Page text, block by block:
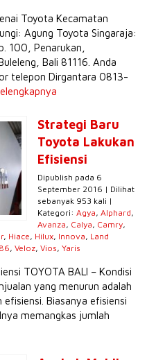
Toyota Kecamatan
Agung Toyota Singaraja:
100, Penarukan,
Bali 81116. Anda
telepon Dirgantara 0813-
Strategi Baru
Toyota Lakukan
Efisiensi
Dipublish pada 6
September 2016 | Dilihat
sebanyak 953 kali |
Kategori: Agya, Alphard,
Avanza, Calya, Camry,
, Hiace, Hilux, Innova, Land
, Veloz, Vios, Yaris
TOYOTA BALI – Kondisi
yang menurun adalah
efisiensi. Biasanya efisiensi
memangkas jumlah